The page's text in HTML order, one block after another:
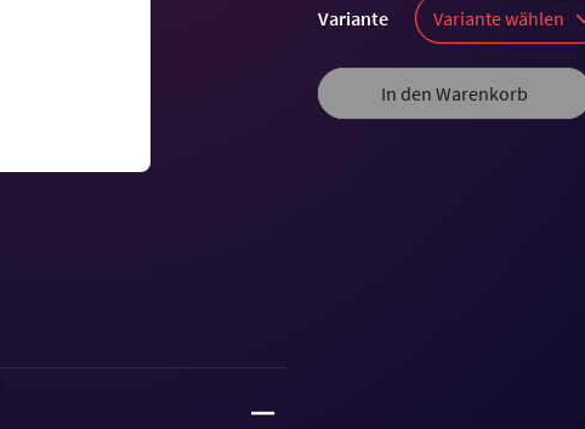
Variante Variante wählen
In den Warenkorb